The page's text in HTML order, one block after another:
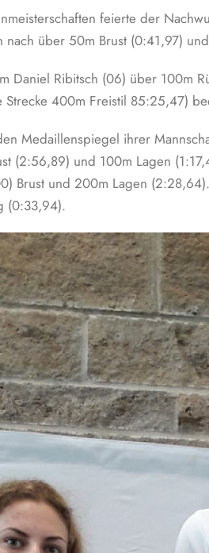
feierte der
über 50m Brust (0:41,97)
Daniel Ribitsch (06) über
400m Freistil 85:25,47)
Medaillenspiegel ihrer
(2:56,89) und 100m Lagen
Brust und 200m Lagen
(0:33,94).